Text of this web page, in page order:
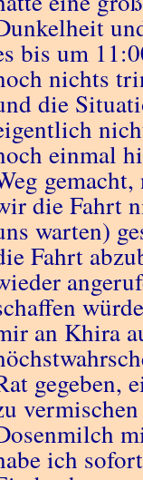
bis um
nichts
die
einmal
die Fahrt
warten)
Fahrt
an Khira
gegeben,
ich